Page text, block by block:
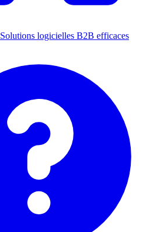
Solutions logicielles B2B efficaces